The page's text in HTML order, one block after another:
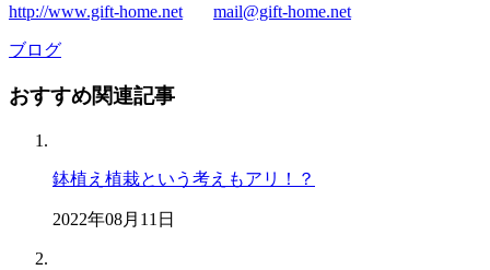
http://www.gift-home.net
mail@gift-home.net
ブログ
おすすめ関連記事
鉢植え植栽という考えもアリ！？
2022年08月11日